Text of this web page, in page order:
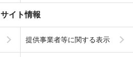
サイト情報
提供事業者等に関する表示